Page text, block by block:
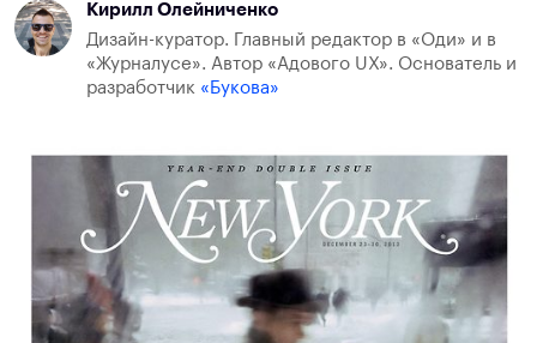
Кирилл Олейниченко
Дизайн-куратор. Главный редактор в «Оди» и в
«Журналусе». Автор «Адового UX». Основатель и
разработчик «Букова»